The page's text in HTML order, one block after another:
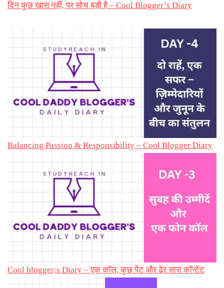
दिन कुछ खास नहीं, पर सोच बड़ी है – Cool Blogger’s Diary
Balancing Passion & Responsibility – Cool Blogger Diary
Cool blogger;s Diary – एक कॉल, कुछ पेंट और ढेर सारा कॉन्टेंट